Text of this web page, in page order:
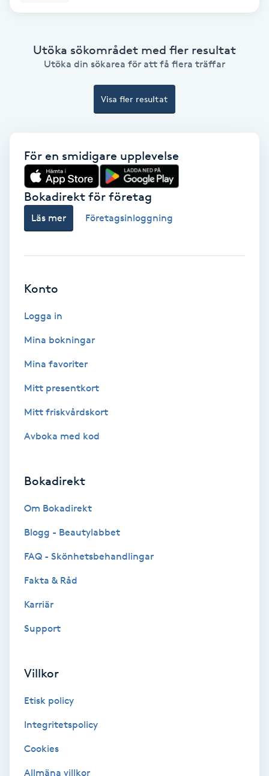
Fransrengöring
Friskvårdsmassage
Frisör
Funktionsanalys
Färgning
Föning
Gel naglar
Gelenaglar
Gellack med förstärkning
Gravidyoga
Gruppträning
Herrklippning
HIFU
Utöka sökområdet med fler resultat
Utöka din sökarea för att få flera träffar
Visa fler resultat
För en smidigare upplevelse
Bokadirekt för företag
Läs mer Företagsinloggning
Konto
Logga in
Mina bokningar
Mina favoriter
Mitt presentkort
Mitt friskvårdskort
Avboka med kod
Bokadirekt
Om Bokadirekt
Blogg - Beautylabbet
FAQ - Skönhetsbehandlingar
Fakta & Råd
Karriär
Support
Villkor
Etisk policy
Integritetspolicy
Cookies
Allmäna villkor